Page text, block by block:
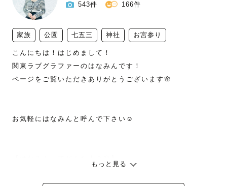
543件 166件
家族 公園 七五三 神社 お宮参り
こんにちは！はじめまして！
関東ラブグラファーのはなみんです！
ページをご覧いただきありがとうございます🌸
お気軽にはなみんと呼んで下さい☺️
もっと見る